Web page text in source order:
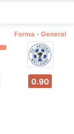
Forma - General
0.90